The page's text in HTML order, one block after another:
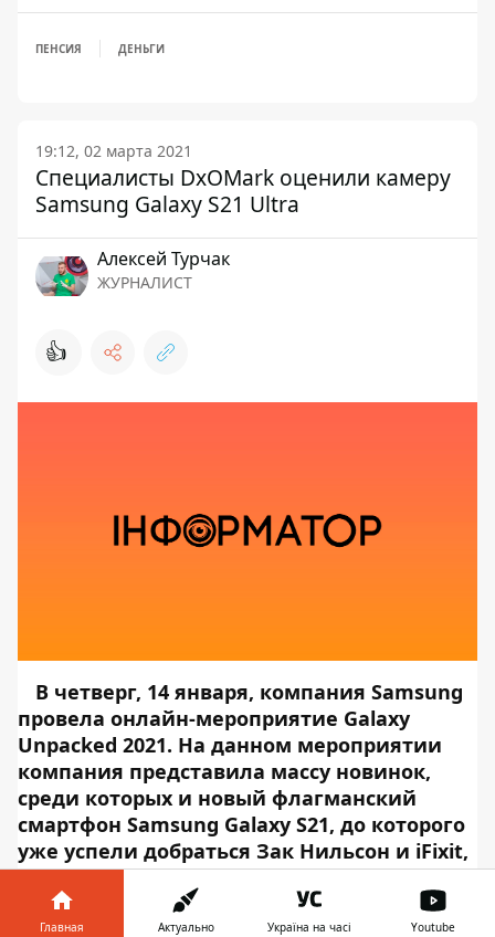
ПЕНСИЯ ДЕНЬГИ
19:12, 02 марта 2021
Специалисты DxOMark оценили камеру
Samsung Galaxy S21 Ultra
Алексей Турчак
ЖУРНАЛИСТ
👍
В четверг, 14 января, компания Samsung
провела онлайн-мероприятие Galaxy
Unpacked 2021. На данном мероприятии
компания представила массу новинок,
среди которых и новый флагманский
смартфон Samsung Galaxy S21, до которого
уже успели добраться Зак Нильсон и iFixit,
а теперь пришла очередь тестировать
камеру.
Специалисты DxOMark оценили
камеру Samsung Galaxy S21 Ultra. Об этом
Главная Актуально Україна на часі Youtube